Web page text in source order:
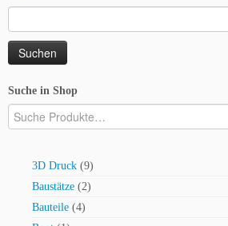
nach:
Suche in Shop
3D Druck 99
Produkte
Baustätze 22
Bauteile 44